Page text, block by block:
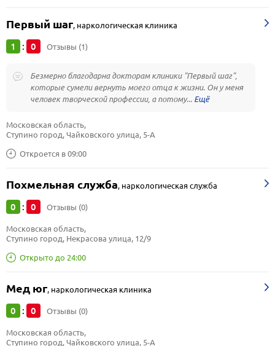
Первый шаг, наркологическая клиника
1 : 0 Отзывы (1)
Безмерно благодарна докторам клиники "Первый шаг",
которые сумели вернуть моего отца к жизни. Он у меня
человек творческой профессии, а потому...
Откроется в 09:00
Московская область,
Ступино город, Чайковского улица, 5-А
Похмельная служба, наркологическая служба
0 : 0 Отзывы (0)
Открыто до 24:00
Московская область,
Ступино город, Некрасова улица, 12/9
Мед юг, наркологическая клиника
0 : 0 Отзывы (0)
Московская область,
Ступино город, Чайковского улица, 5-А